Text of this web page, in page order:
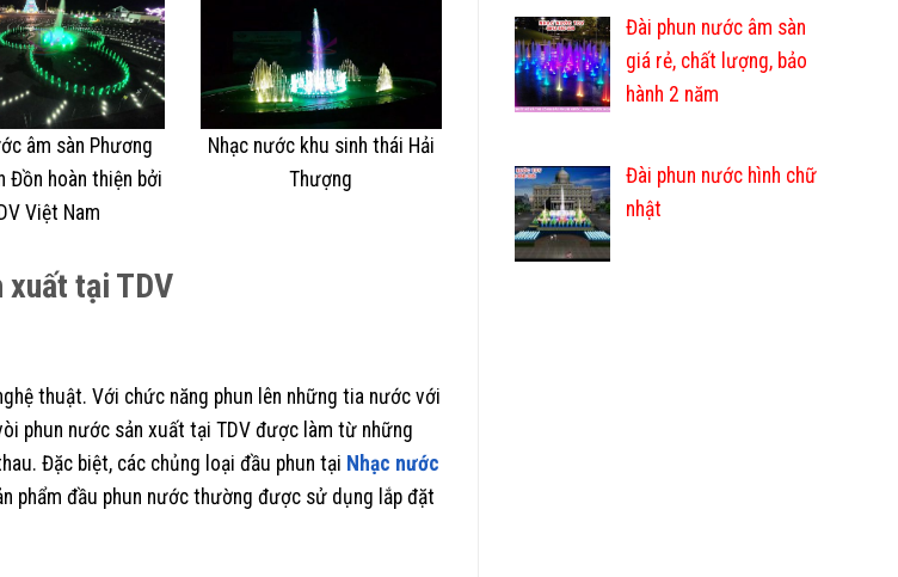
âm sàn Phương
Đồn hoàn thiện bởi
Việt Nam
Nhạc nước khu sinh thái Hải
Thượng
xuất tại TDV
thuật. Với chức năng phun lên những tia nước với
phun nước sản xuất tại TDV được làm từ những
Đặc biệt, các chủng loại đầu phun tại Nhạc nước
phẩm đầu phun nước thường được sử dụng lắp đặt
Đài phun nước âm sàn
giá rẻ, chất lượng, bảo
hành 2 năm
Đài phun nước hình chữ
nhật